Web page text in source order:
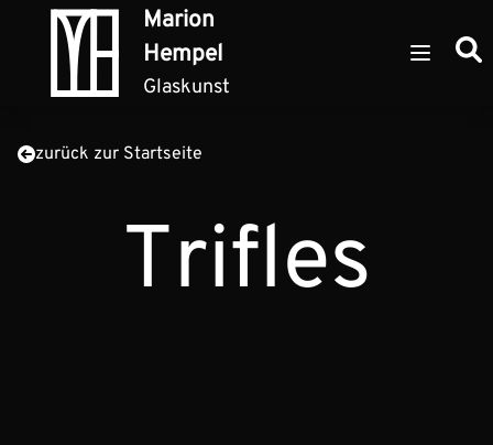
Zum Inhalt springenMarion
Hempel
Glaskunst
Open
zurück zur Startseite
Trifles